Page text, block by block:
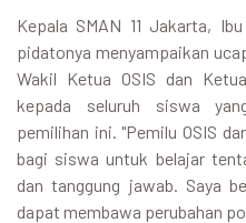
Kepala SMAN 11 Jakarta,
pidatonya menyampaikan
Wakil Ketua OSIS dan
kepada seluruh siswa
pemilihan ini. "Pemilu OSIS
bagi siswa untuk belajar
dan tanggung jawab. Saya
dapat membawa perubahan